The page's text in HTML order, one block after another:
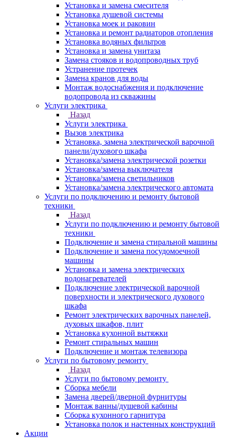
Установка и замена смесителя
Установка душевой системы
Установка моек и раковин
Установка и ремонт радиаторов отопления
Установка водяных фильтров
Установка и замена унитаза
Замена стояков и водопроводных труб
Устранение протечек
Замена кранов для воды
Монтаж водоснабжения и подключение
водопровода из скважины
Услуги электрика
Назад
Услуги электрика
Вызов электрика
Установка, замена электрической варочной
панели/духового шкафа
Установка/замена электрической розетки
Установка/замена выключателя
Установка/замена светильников
Установка/замена электрического автомата
Услуги по подключению и ремонту бытовой
техники
Назад
Услуги по подключению и ремонту бытовой
техники
Подключение и замена стиральной машины
Подключение и замена посудомоечной
машины
Установка и замена электрических
водонагревателей
Подключение электрической варочной
поверхности и электрического духового
шкафа
Ремонт электрических варочных панелей,
духовых шкафов, плит
Установка кухонной вытяжки
Ремонт стиральных машин
Подключение и монтаж телевизора
Услуги по бытовому ремонту
Назад
Услуги по бытовому ремонту
Сборка мебели
Замена дверей/дверной фурнитуры
Монтаж ванны/душевой кабины
Сборка кухонного гарнитура
Установка полок и настенных конструкций
Акции